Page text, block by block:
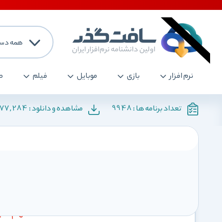
همه
نرم افزار بازی موبایل فیلم
تعداد برنامه ها :9948 مشاهده و دانلود :
نکته مهم